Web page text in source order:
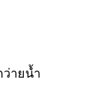
ายน้ำ